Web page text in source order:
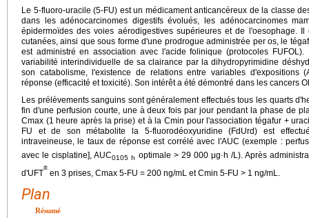
Le 5-fluoro-uracile (5-FU) est un médicament anticancéreux de la classe
dans les adénocarcinomes digestifs évolués, les adénocarcinomes
épidermoïdes des voies aérodigestives supérieures et de l'oesophage.
cutanées, ainsi que sous forme d'une prodrogue administrée per os, le
est administré en association avec l'acide folinique (protocoles
variabilité interindividuelle de sa clairance par la dihydropyrimidine
son catabolisme, l'existence de relations entre variables d'expositions
réponse (efficacité et toxicité). Son intérêt a été démontré dans les cancers
Les prélèvements sanguins sont généralement effectués tous les quarts
fin d'une perfusion courte, une à deux fois par jour pendant la phase de
Cmax (1 heure après la prise) et à la Cmin pour l'association tégafur +
FU et de son métabolite la 5-fluorodéoxyuridine (FdUrd) est
intraveineuse, le taux de réponse est corrélé avec l'AUC (exemple :
avec le cisplatine], AUC0105 h optimale > 29 000 μg·h /L). Après
d'UFT
®
en 3 prises, Cmax 5-FU = 200 ng/mL et Cmin 5-FU > 1 ng/mL.
Plan
Résumé